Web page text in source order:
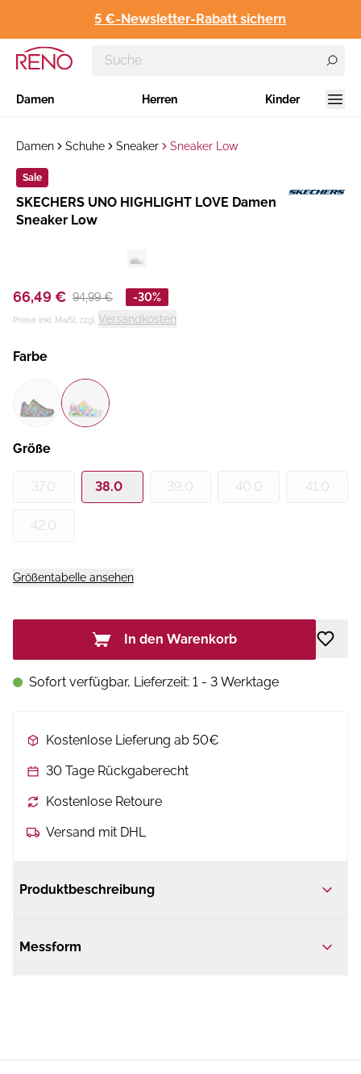
5 €-Newsletter-Rabatt sichern
Damen Herren Kinder
Damen Schuhe Sneaker Sneaker Low
Sale
Hersteller:
SKECHERS UNO HIGHLIGHT LOVE Damen
Sneaker Low
66,49 € 94,99 € -30%
Preise inkl. MwSt. zzgl. Versandkosten
Farbe
Größe
37.0 38.0 39.0 40.0 41.0
42.0
Größentabelle ansehen
In den Warenkorb
Sofort verfügbar, Lieferzeit: 1 - 3 Werktage
Kostenlose Lieferung ab 50€
30 Tage Rückgaberecht
Kostenlose Retoure
Versand mit DHL
Produktbeschreibung
Messform